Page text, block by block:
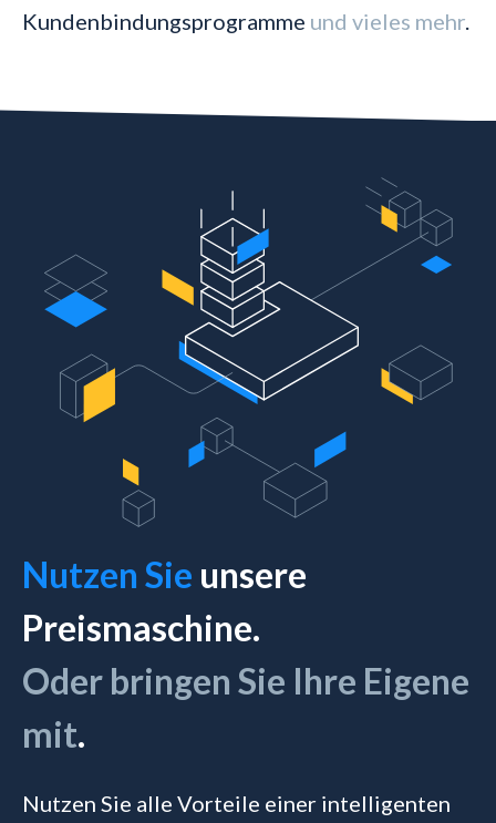
Kundenbindungsprogramme und vieles mehr.
Nutzen Sie unsere
Preismaschine.
Oder bringen Sie Ihre Eigene
mit.
Nutzen Sie alle Vorteile einer intelligenten